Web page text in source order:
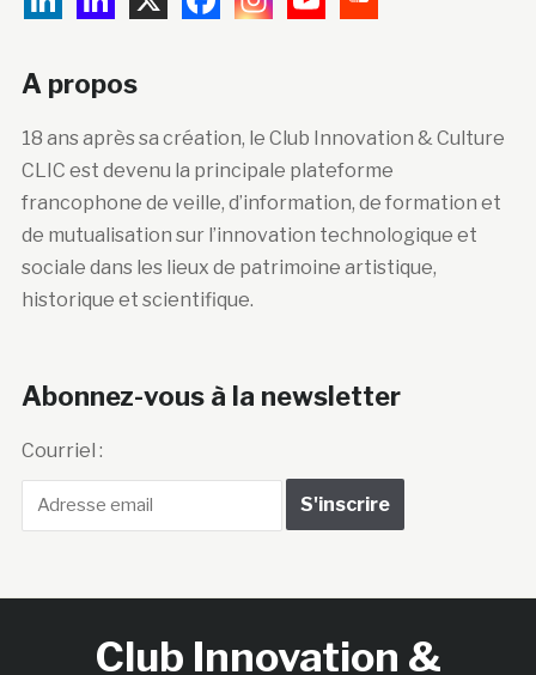
A propos
18 ans après sa création, le Club Innovation & Culture
CLIC est devenu la principale plateforme
francophone de veille, d’information, de formation et
de mutualisation sur l’innovation technologique et
sociale dans les lieux de patrimoine artistique,
historique et scientifique.
Abonnez-vous à la newsletter
Courriel :
Club Innovation &